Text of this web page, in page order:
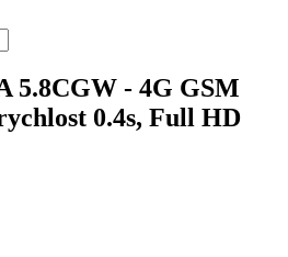
5.8CGW - 4G GSM
0.4s, Full HD